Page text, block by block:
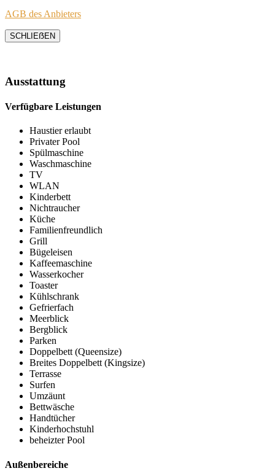
AGB des Anbieters
SCHLIEẞEN
Ausstattung
Verfügbare Leistungen
Haustier erlaubt
Privater Pool
Spülmaschine
Waschmaschine
TV
WLAN
Kinderbett
Nichtraucher
Küche
Familienfreundlich
Grill
Bügeleisen
Kaffeemaschine
Wasserkocher
Toaster
Kühlschrank
Gefrierfach
Meerblick
Bergblick
Parken
Doppelbett (Queensize)
Breites Doppelbett (Kingsize)
Terrasse
Surfen
Umzäunt
Bettwäsche
Handtücher
Kinderhochstuhl
beheizter Pool
Außenbereiche